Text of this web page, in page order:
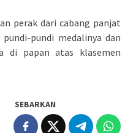
perak dari cabang panjat
pundi medalinya dan
di papan atas klasemen
SEBARKAN